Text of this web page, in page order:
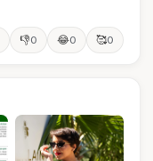
👎0 😂0 🥰0